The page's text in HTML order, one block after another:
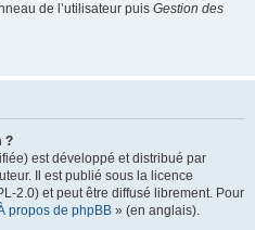
de l’utilisateur puis Gestion des
?
est développé et distribué par
Il est publié sous la licence
2.0) et peut être diffusé librement. Pour
propos de phpBB » (en anglais).